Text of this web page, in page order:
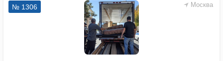
Москва
№ 1306